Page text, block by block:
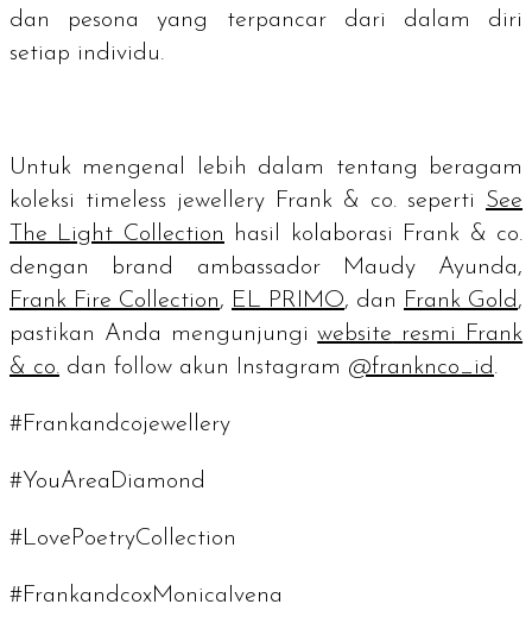
dan pesona yang terpancar dari dalam diri
setiap individu.
Untuk mengenal lebih dalam tentang beragam
koleksi timeless jewellery Frank & co. seperti See
The Light Collection hasil kolaborasi Frank & co.
dengan
brand ambassadorMaudy Ayunda,
Frank Fire Collection, EL PRIMO, dan Frank Gold ,
pastikan Anda mengunjungiwebsite resmi Frank
& co. dan follow akun Instagram @franknco_id .
#Frankandcojewellery
#YouAreaDiamond
#LovePoetryCollection
#FrankandcoxMonicaIvena